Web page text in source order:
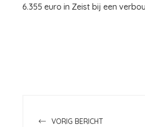
6.355 euro in Zeist bij een
VORIG BERICHT